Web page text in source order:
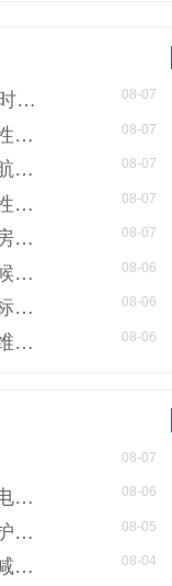
海珠工厂变压器预防性测验，24小时生产不断电的守护神
08-07
海珠医院配电房守护者：高压预防性试验如何规避呼吸机停摆风险 08-07
大型工厂电房检测，预防性试验护航24h连续生产 08-07
医院断电零容忍！海珠配电房预防性检测如何守住生命线？ 08-07
工业电房稳定运行背后，海珠区电房维护公司如何守护写字楼与工厂用电安全 08-07
你的配电房上次专业巡检是什么时候？白云配电房巡检公司告诉你定期检测有多重要 08-06
你知道白云配电房保养公司如何用标准化流程守护企业电力安全吗？ 08-06
从机场到写字楼，荔湾区高压电房维保公司如何守护电力生命线 08-06
08-07
白云配电房要求检修服务，支持配电房稳定 08-06
白云高压配电房年度巡查服务，守护电源系统安全稳定运行 08-05
稳定且有力广州配电房巡检服务，减低缺陷状态发生几率 08-04